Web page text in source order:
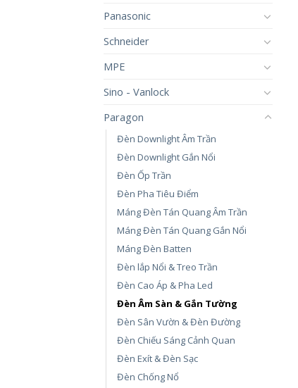
Panasonic
Schneider
MPE
Sino - Vanlock
Paragon
Đèn Downlight Âm Trần
Đèn Downlight Gắn Nổi
Đèn Ốp Trần
Đèn Pha Tiêu Điểm
Máng Đèn Tán Quang Âm Trần
Máng Đèn Tán Quang Gắn Nổi
Máng Đèn Batten
Đèn lắp Nổi & Treo Trần
Đèn Cao Áp & Pha Led
Đèn Âm Sàn & Gắn Tường
Đèn Sân Vườn & Đèn Đường
Đèn Chiếu Sáng Cảnh Quan
Đèn Exít & Đèn Sạc
Đèn Chống Nổ